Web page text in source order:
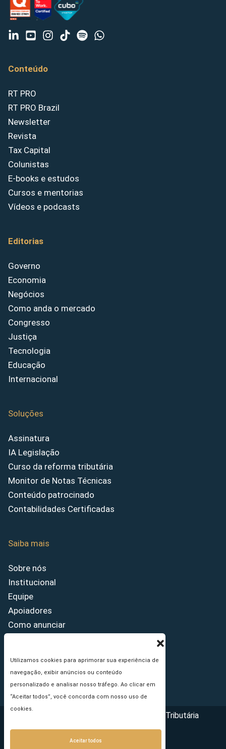
Utilizamos cookies para aprimorar sua experiência de
navegação, exibir anúncios ou conteúdo
personalizado e analisar nosso tráfego. Ao clicar em
“Aceitar todos”, você concorda com nosso uso de
cookies.
Aceitar todos
Conteúdo
RT PRO
RT PRO Brazil
Newsletter
Revista
Tax Capital
Colunistas
E-books e estudos
Cursos e mentorias
Vídeos e podcasts
Editorias
Governo
Economia
Negócios
Como anda o mercado
Congresso
Justiça
Tecnologia
Educação
Internacional
Soluções
Assinatura
IA Legislação
Curso da reforma tributária
Monitor de Notas Técnicas
Conteúdo patrocinado
Contabilidades Certificadas
Saiba mais
Sobre nós
Institucional
Equipe
Apoiadores
Como anunciar
Princípios Editoriais
Copyright © 2026 - Portal da Reforma Tributária